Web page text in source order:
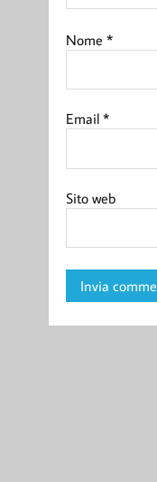
Nome *
Email *
Sito web